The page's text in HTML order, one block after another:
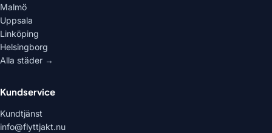
Malmö
Uppsala
Linköping
Helsingborg
Alla städer →
Kundservice
Kundtjänst
info@flyttjakt.nu